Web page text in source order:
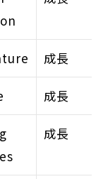
成長
成長
成長